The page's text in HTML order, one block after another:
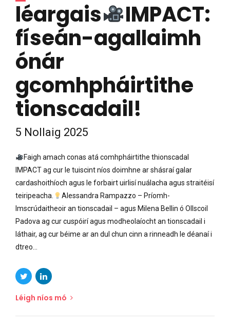
léargais
IMPACT:
físeán-agallaimh
ónár
gcomhpháirtithe
tionscadail!
5 Nollaig 2025
Faigh amach conas atá comhpháirtithe thionscadal
IMPACT ag cur le tuiscint níos doimhne ar shásraí galar
cardashoithíoch agus le forbairt uirlisí nuálacha agus straitéisí
teiripeacha.
Alessandra Rampazzo – Príomh-
Imscrúdaitheoir an tionscadail – agus Milena Bellin ó Ollscoil
Padova ag cur cuspóirí agus modheolaíocht an tionscadail i
láthair, ag cur béime ar an dul chun cinn a rinneadh le déanaí i
dtreo...
Léigh níos mó